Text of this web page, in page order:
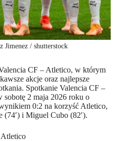
Jimenez / shutterstock
CF – Atletico, w którym
akcje oraz najlepsze
Spotkanie Valencia CF –
sobotę 2 maja 2026 roku o
0:2 na korzyść Atletico,
i Miguel Cubo (82′).
Atletico